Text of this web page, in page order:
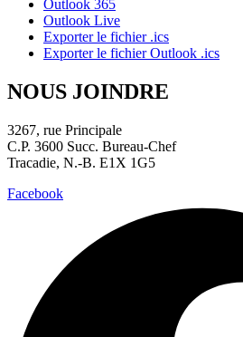
Outlook 365
Outlook Live
Exporter le fichier .ics
Exporter le fichier Outlook .ics
NOUS JOINDRE
3267, rue Principale
C.P. 3600 Succ. Bureau-Chef
Tracadie, N.-B. E1X 1G5
Facebook